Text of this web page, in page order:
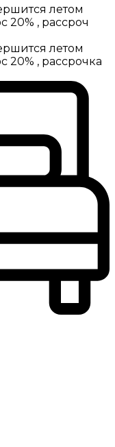
летом
20% , рассроч
летом
20% , рассрочка